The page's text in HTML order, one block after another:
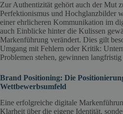
Zur Authentizität gehört auch der Mut
Perfektionismus und Hochglanzbilder
einer ehrlicheren Kommunikation im
auch Einblicke hinter die Kulissen
Markenführung verändert. Dies gilt
Umgang mit Fehlern oder Kritik:
Problemen stehen, gewinnen
Brand Positioning: Die
Wettbewerbsumfeld
Eine erfolgreiche digitale
Klarheit über die eigene Identität,